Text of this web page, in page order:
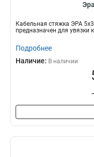
Кабельная стяжка ЭРА
предназначен для увязки
Подробнее
Наличие: В наличии